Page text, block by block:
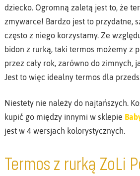
dziecko. Ogromną zaletą jest to, że
zmywarce! Bardzo jest to przydatne,
często z niego korzystamy. Ze
bidon z rurką, taki termos możemy z
przez cały rok, zarówno do zimnych,
Jest to więc idealny termos dla
Niestety nie należy do najtańszych.
kupić go między innymi w sklepie
jest w 4 wersjach kolorystycznych.
Termos z rurką ZoLi